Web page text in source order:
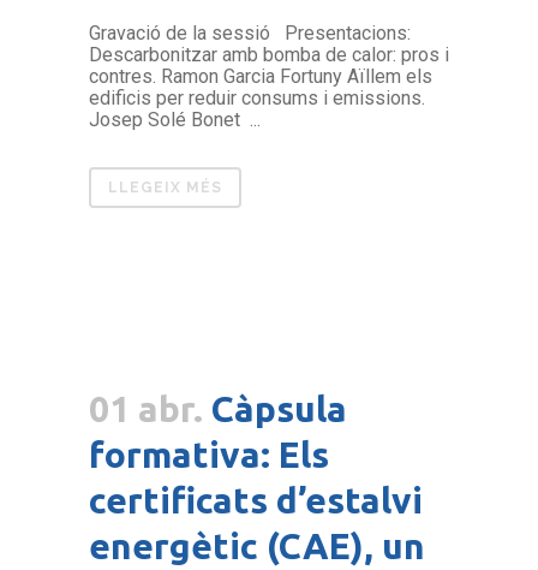
Gravació de la sessió Presentacions:
Descarbonitzar amb bomba de calor: pros i
contres. Ramon Garcia Fortuny Aïllem els
edificis per reduir consums i emissions.
Josep Solé Bonet ...
LLEGEIX MÉS
01 abr. Càpsula
formativa: Els
certificats d’estalvi
energètic (CAE), un